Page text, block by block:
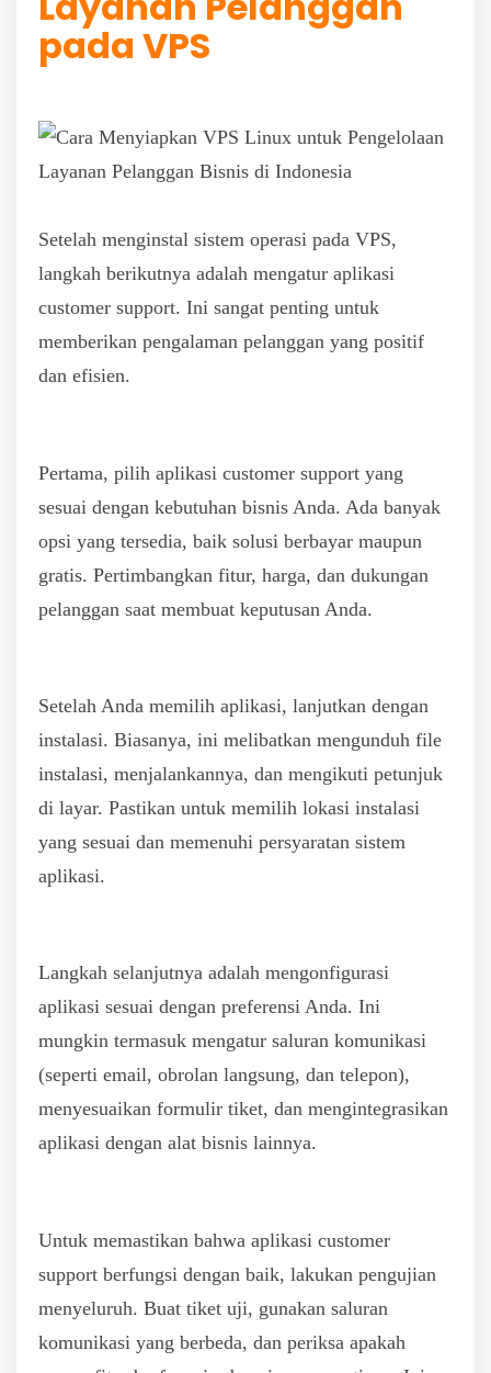
pada VPS
Setelah menginstal sistem operasi pada VPS,
langkah berikutnya adalah mengatur aplikasi
customer support. Ini sangat penting untuk
memberikan pengalaman pelanggan yang positif
dan efisien.
Pertama, pilih aplikasi customer support yang
sesuai dengan kebutuhan bisnis Anda. Ada banyak
opsi yang tersedia, baik solusi berbayar maupun
gratis. Pertimbangkan fitur, harga, dan dukungan
pelanggan saat membuat keputusan Anda.
Setelah Anda memilih aplikasi, lanjutkan dengan
instalasi. Biasanya, ini melibatkan mengunduh file
instalasi, menjalankannya, dan mengikuti petunjuk
di layar. Pastikan untuk memilih lokasi instalasi
yang sesuai dan memenuhi persyaratan sistem
aplikasi.
Langkah selanjutnya adalah mengonfigurasi
aplikasi sesuai dengan preferensi Anda. Ini
mungkin termasuk mengatur saluran komunikasi
(seperti email, obrolan langsung, dan telepon),
menyesuaikan formulir tiket, dan mengintegrasikan
aplikasi dengan alat bisnis lainnya.
Untuk memastikan bahwa aplikasi customer
support berfungsi dengan baik, lakukan pengujian
menyeluruh. Buat tiket uji, gunakan saluran
komunikasi yang berbeda, dan periksa apakah